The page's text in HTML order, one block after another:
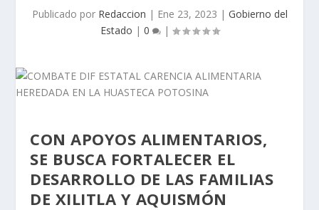
Publicado por Redaccion | Ene 23, 2023 | Gobierno del
Estado | 0 |
CON APOYOS ALIMENTARIOS,
SE BUSCA FORTALECER EL
DESARROLLO DE LAS FAMILIAS
DE XILITLA Y AQUISMÓN